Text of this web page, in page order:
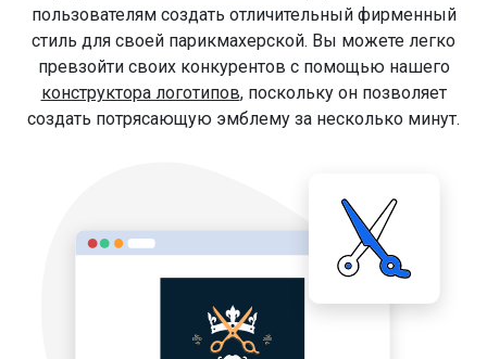
пользователям создать отличительный фирменный
стиль для своей парикмахерской. Вы можете легко
превзойти своих конкурентов с помощью нашего
конструктора логотипов, поскольку он позволяет
создать потрясающую эмблему за несколько минут.